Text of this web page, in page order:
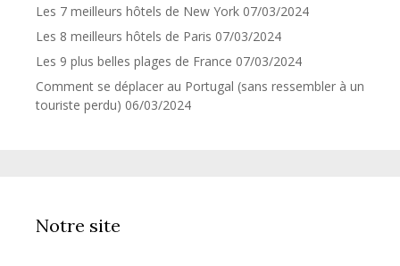
Les 7 meilleurs hôtels de New York 07/03/2024
Les 8 meilleurs hôtels de Paris 07/03/2024
Les 9 plus belles plages de France 07/03/2024
Comment se déplacer au Portugal (sans ressembler à un
touriste perdu) 06/03/2024
Notre site